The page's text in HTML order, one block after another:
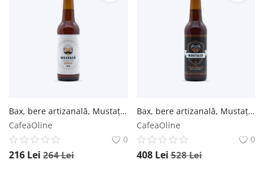
Bax, bere artizanală, Mustață de Bere, IPA, 330ml - Sticlă 0.33L / 12 buc. Mustață de Bere
CafeaOline
0
216 Lei 264Lei
Bax, bere artizanală, Mustață de Bere, French Amber ALE, 330ml - Sticlă 0.33L / 24 buc. Mustață de Bere
CafeaOline
0
408 Lei 528Lei